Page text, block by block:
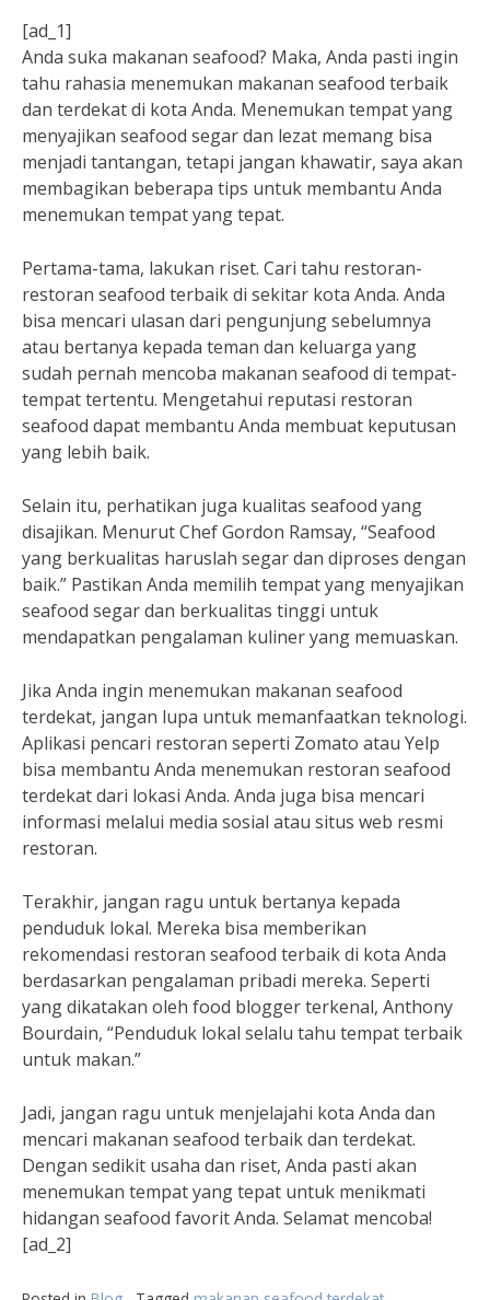
[ad_1]
Anda suka makanan seafood? Maka, Anda pasti ingin
tahu rahasia menemukan makanan seafood terbaik
dan terdekat di kota Anda. Menemukan tempat yang
menyajikan seafood segar dan lezat memang bisa
menjadi tantangan, tetapi jangan khawatir, saya akan
membagikan beberapa tips untuk membantu Anda
menemukan tempat yang tepat.
Pertama-tama, lakukan riset. Cari tahu restoran-
restoran seafood terbaik di sekitar kota Anda. Anda
bisa mencari ulasan dari pengunjung sebelumnya
atau bertanya kepada teman dan keluarga yang
sudah pernah mencoba makanan seafood di tempat-
tempat tertentu. Mengetahui reputasi restoran
seafood dapat membantu Anda membuat keputusan
yang lebih baik.
Selain itu, perhatikan juga kualitas seafood yang
disajikan. Menurut Chef Gordon Ramsay, “Seafood
yang berkualitas haruslah segar dan diproses dengan
baik.” Pastikan Anda memilih tempat yang menyajikan
seafood segar dan berkualitas tinggi untuk
mendapatkan pengalaman kuliner yang memuaskan.
Jika Anda ingin menemukan makanan seafood
terdekat, jangan lupa untuk memanfaatkan teknologi.
Aplikasi pencari restoran seperti Zomato atau Yelp
bisa membantu Anda menemukan restoran seafood
terdekat dari lokasi Anda. Anda juga bisa mencari
informasi melalui media sosial atau situs web resmi
restoran.
Terakhir, jangan ragu untuk bertanya kepada
penduduk lokal. Mereka bisa memberikan
rekomendasi restoran seafood terbaik di kota Anda
berdasarkan pengalaman pribadi mereka. Seperti
yang dikatakan oleh food blogger terkenal, Anthony
Bourdain, “Penduduk lokal selalu tahu tempat terbaik
untuk makan.”
Jadi, jangan ragu untuk menjelajahi kota Anda dan
mencari makanan seafood terbaik dan terdekat.
Dengan sedikit usaha dan riset, Anda pasti akan
menemukan tempat yang tepat untuk menikmati
hidangan seafood favorit Anda. Selamat mencoba!
[ad_2]